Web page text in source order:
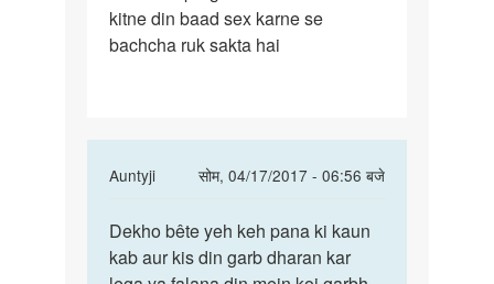
wife
pregnent
kitne din baad sex karne se
bachcha ruk sakta hai
Auntyji
सोम, 04/17/2017 - 06:56 बजे
In
to
Meri
Dekho
bête
Dekho bête yeh keh pana ki kaun
kab aur kis din garb dharan kar